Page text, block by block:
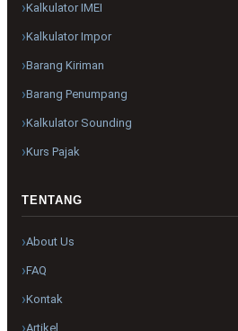
Kalkulator IMEI
Kalkulator Impor
Barang Kiriman
Barang Penumpang
Kalkulator Sounding
Kurs Pajak
TENTANG
About Us
FAQ
Kontak
Artikel